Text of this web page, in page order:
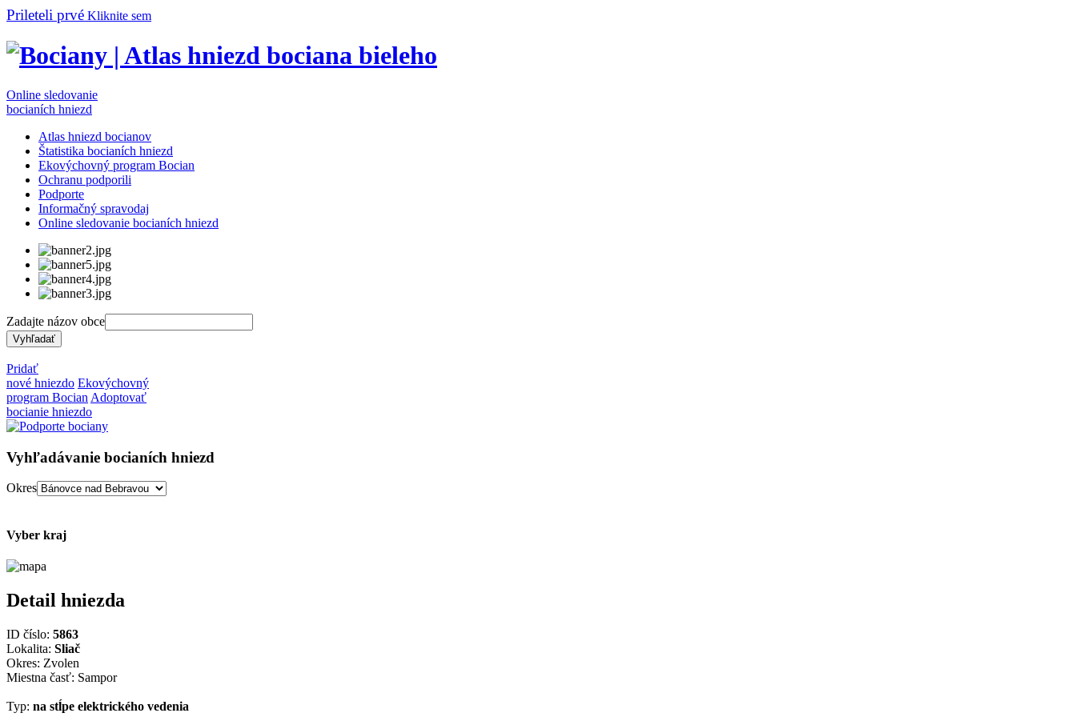
Prileteli prvé Kliknite sem
Online sledovanie
bocianích hniezd
Atlas hniezd bocianov
Štatistika bocianích hniezd
Ekovýchovný program Bocian
Ochranu podporili
Podporte
Informačný spravodaj
Online sledovanie bocianích hniezd
Zadajte názov obce
Pridať
nové hniezdo Ekovýchovný
program Bocian Adoptovať
bocianie hniezdo
Vyhľadávanie bocianích hniezd
Okres
Vyber kraj
Detail hniezda
ID číslo: 5863
Lokalita: Sliač
Okres: Zvolen
Miestna časť: Sampor
Typ: na stĺpe elektrického vedenia